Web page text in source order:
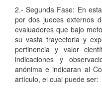
2.- Segunda Fase: En
por dos jueces externos
evaluadores que bajo
su vasta trayectoria y
pertinencia y valor
indicaciones y
anónima e indicaran al
artículo, el cual puede ser: